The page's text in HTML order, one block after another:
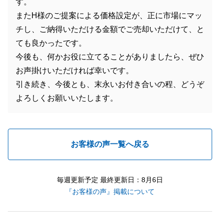
す。
またH様のご提案による価格設定が、正に市場にマッ
チし、ご納得いただける金額でご売却いただけて、と
ても良かったです。
今後も、何かお役に立てることがありましたら、ぜひ
お声掛けいただければ幸いです。
引き続き、今後とも、末永いお付き合いの程、どうぞ
よろしくお願いいたします。
お客様の声一覧へ戻る
毎週更新予定 最終更新日：8月6日
『お客様の声』掲載について